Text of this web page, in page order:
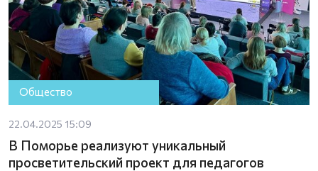
Общество
22.04.2025 15:09
В Поморье реализуют уникальный
просветительский проект для педагогов